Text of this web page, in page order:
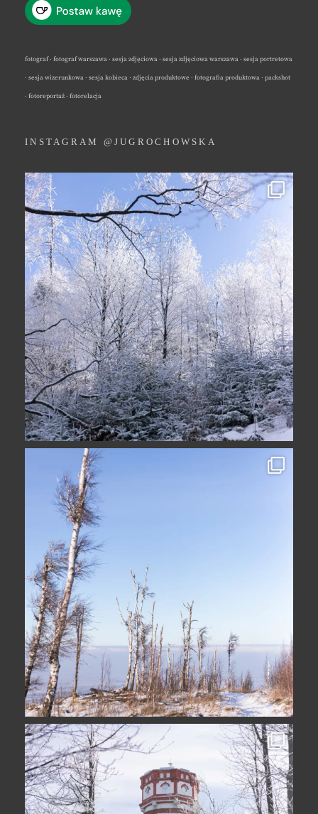
fotograf · fotograf warszawa · sesja zdjęciowa · sesja zdjęciowa warszawa · sesja portretowa
· sesja wizerunkowa · sesja kobieca · zdjęcia produktowe · fotografia produktowa · packshot
· fotoreportaż · fotorelacja
INSTAGRAM @JUGROCHOWSKA